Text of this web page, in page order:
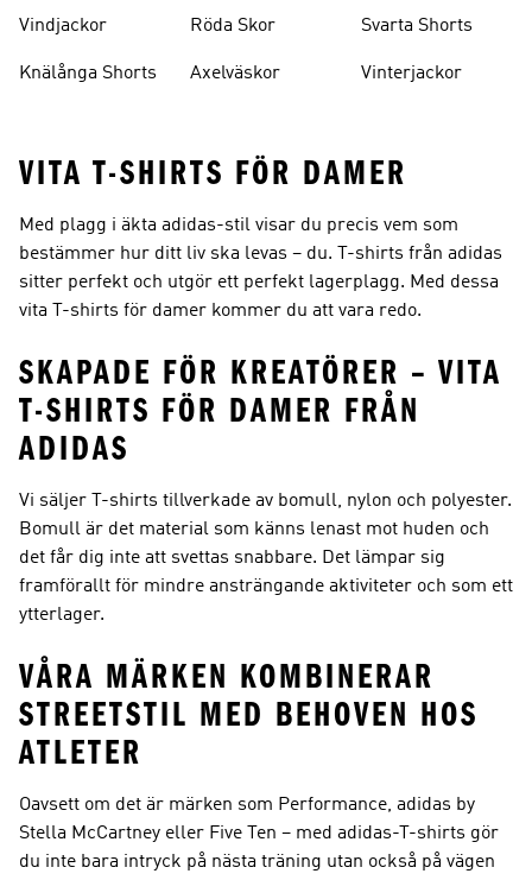
Vindjackor
Knälånga Shorts
Röda Skor
Axelväskor
Svarta Shorts
Vinterjackor
VITA T-SHIRTS FÖR DAMER
Med plagg i äkta adidas-stil visar du precis vem som
bestämmer hur ditt liv ska levas – du. T-shirts från adidas
sitter perfekt och utgör ett perfekt lagerplagg. Med dessa
vita T-shirts för damer kommer du att vara redo.
SKAPADE FÖR KREATÖRER – VITA
T-SHIRTS FÖR DAMER FRÅN
ADIDAS
Vi säljer T-shirts tillverkade av bomull, nylon och polyester.
Bomull är det material som känns lenast mot huden och
det får dig inte att svettas snabbare. Det lämpar sig
framförallt för mindre ansträngande aktiviteter och som ett
ytterlager.
VÅRA MÄRKEN KOMBINERAR
STREETSTIL MED BEHOVEN HOS
ATLETER
Oavsett om det är märken som Performance, adidas by
Stella McCartney eller Five Ten – med adidas-T-shirts gör
du inte bara intryck på nästa träning utan också på vägen